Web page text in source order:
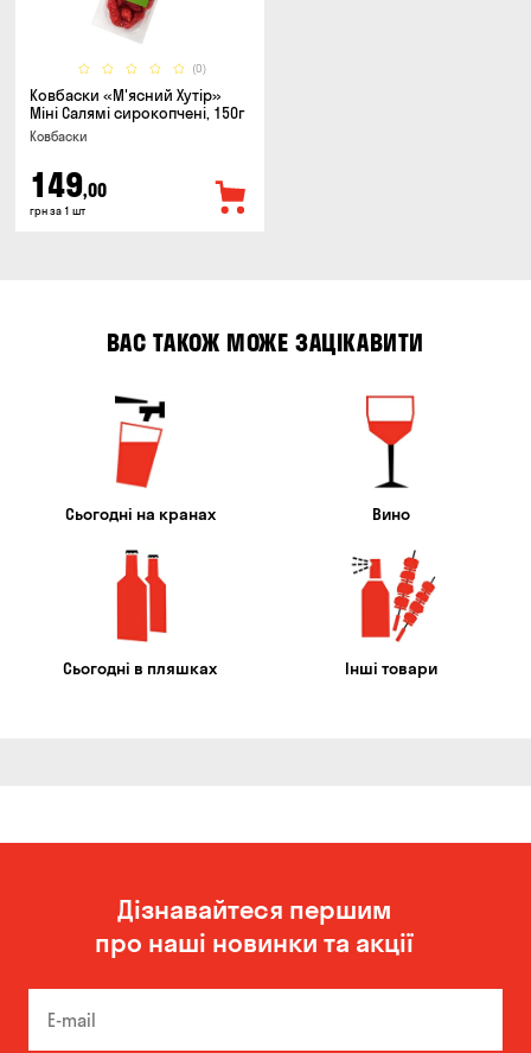
(0)
Ковбаски «М'ясний Хутір»
Міні Салямі сирокопчені, 150г
Ковбаски
149,00
грн за 1 шт
ВАС ТАКОЖ МОЖЕ ЗАЦІКАВИТИ
Сьогодні на кранах Вино
Сьогодні в пляшках Інші товари
Дізнавайтеся першим
про наші новинки та акції